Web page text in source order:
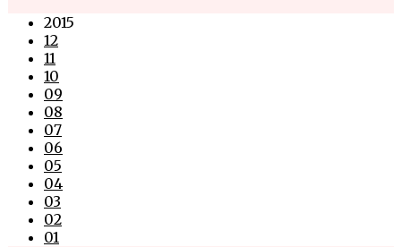
2015
12
11
10
09
08
07
06
05
04
03
02
01